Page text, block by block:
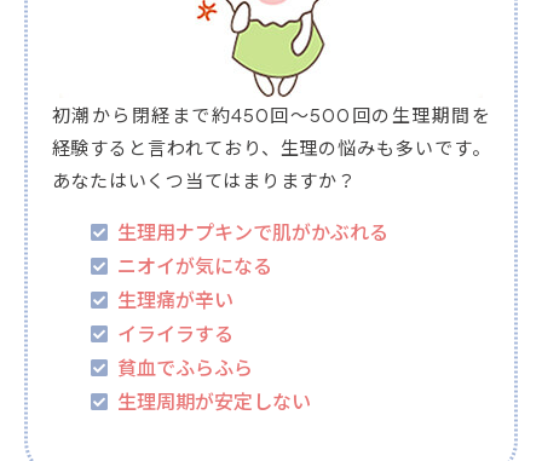
初潮から閉経まで約450回～500回の生理期間を
経験すると言われており、生理の悩みも多いです。
あなたはいくつ当てはまりますか？
生理用ナプキンで肌がかぶれる
ニオイが気になる
生理痛が辛い
イライラする
貧血でふらふら
生理周期が安定しない